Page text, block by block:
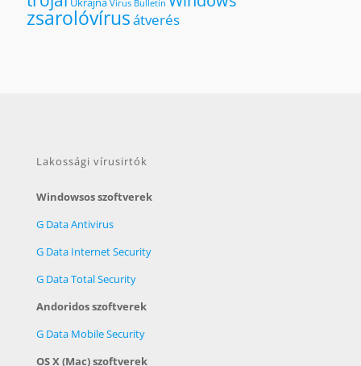
Virus Bulletin
zsarolóvírusátverés
Lakossági vírusirtók
Windowsos szoftverek
G Data Antivirus
G Data Internet Security
G Data Total Security
Andoridos szoftverek
G Data Mobile Security
OS X (Mac) szoftverek